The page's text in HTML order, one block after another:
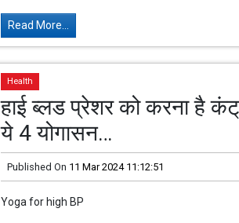
Read More...
Health
हाई ब्लड प्रेशर को करना है
ये 4 योगासन…
Published On 11 Mar 2024 11:12:51
Yoga for high BP